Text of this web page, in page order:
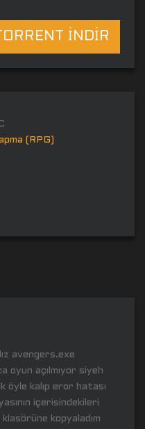
İNDİR
(RPG)
avengers.exe
oyun açılmıyor siyeh
öyle kalıp eror hatası
içerisindekileri
kopyaladım